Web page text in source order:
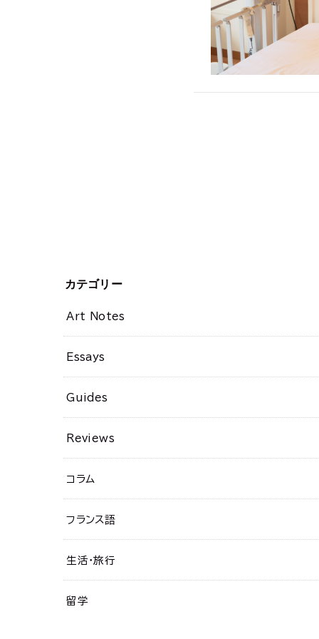
カテゴリー
Art Notes
Essays
Guides
Reviews
コラム
フランス語
生活・旅行
留学